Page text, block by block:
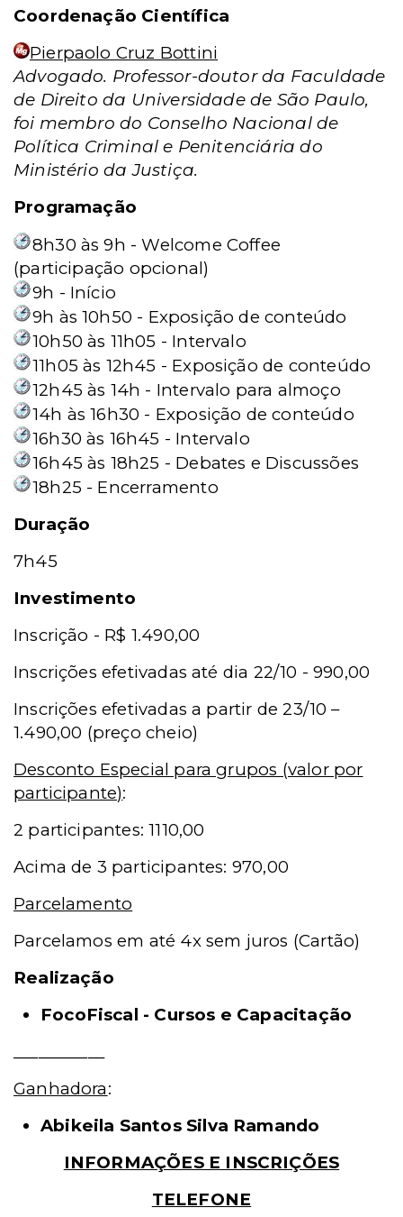
Coordenação Científica
Pierpaolo Cruz Bottini
Advogado. Professor-doutor da Faculdade
de Direito da Universidade de São Paulo,
foi membro do Conselho Nacional de
Política Criminal e Penitenciária do
Ministério da Justiça.
Programação
8h30 às 9h - Welcome Coffee
(participação opcional)
9h - Início
9h às 10h50 - Exposição de conteúdo
10h50 às 11h05 - Intervalo
11h05 às 12h45 - Exposição de conteúdo
12h45 às 14h - Intervalo para almoço
14h às 16h30 - Exposição de conteúdo
16h30 às 16h45 - Intervalo
16h45 às 18h25 - Debates e Discussões
18h25 - Encerramento
Duração
7h45
Investimento
Inscrição - R$ 1.490,00
Inscrições efetivadas até dia 22/10 - 990,00
Inscrições efetivadas a partir de 23/10 –
1.490,00 (preço cheio)
Desconto Especial para grupos (valor por
participante):
2 participantes: 1110,00
Acima de 3 participantes: 970,00
Parcelamento
Parcelamos em até 4x sem juros (Cartão)
Realização
FocoFiscal - Cursos e Capacitação
Ganhadora:
Abikeila Santos Silva Ramando
INFORMAÇÕES E INSCRIÇÕES
TELEFONE